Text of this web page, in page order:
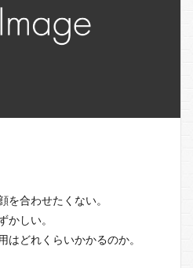
を合わせたくない。
かしい。
はどれくらいかかるのか。